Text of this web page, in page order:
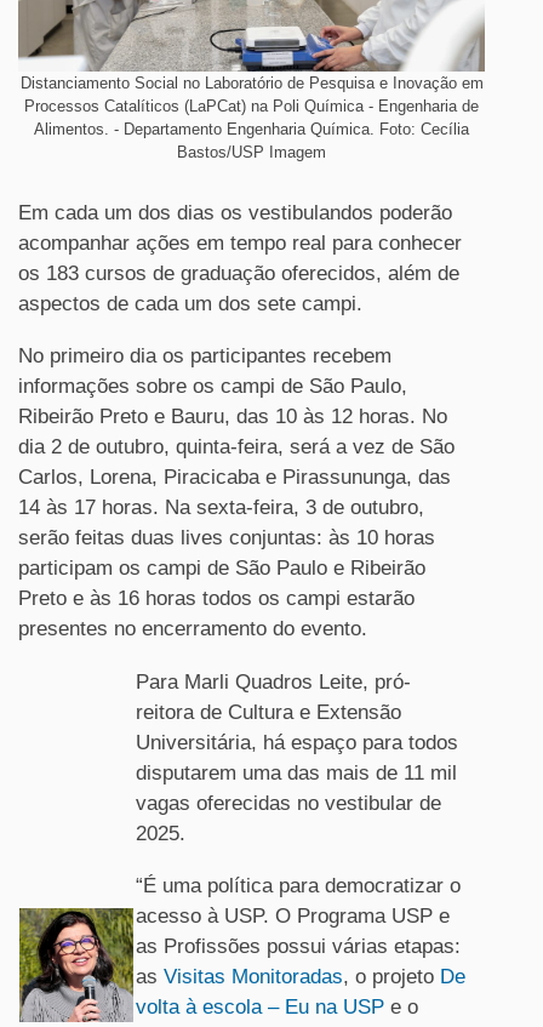
Distanciamento Social no Laboratório de Pesquisa e Inovação em
Processos Catalíticos (LaPCat) na Poli Química - Engenharia de
Alimentos. - Departamento Engenharia Química. Foto: Cecília
Bastos/USP Imagem
Em cada um dos dias os vestibulandos poderão
acompanhar ações em tempo real para conhecer
os 183 cursos de graduação oferecidos, além de
aspectos de cada um dos sete campi.
No primeiro dia os participantes recebem
informações sobre os campi de São Paulo,
Ribeirão Preto e Bauru, das 10 às 12 horas. No
dia 2 de outubro, quinta-feira, será a vez de São
Carlos, Lorena, Piracicaba e Pirassununga, das
14 às 17 horas. Na sexta-feira, 3 de outubro,
serão feitas duas lives conjuntas: às 10 horas
participam os campi de São Paulo e Ribeirão
Preto e às 16 horas todos os campi estarão
presentes no encerramento do evento.
Para Marli Quadros Leite, pró-
reitora de Cultura e Extensão
Universitária, há espaço para todos
disputarem uma das mais de 11 mil
vagas oferecidas no vestibular de
2025.
“É uma política para democratizar o
acesso à USP. O Programa USP e
as Profissões possui várias etapas:
as Visitas Monitoradas, o projeto De
volta à escola – Eu na USP e o